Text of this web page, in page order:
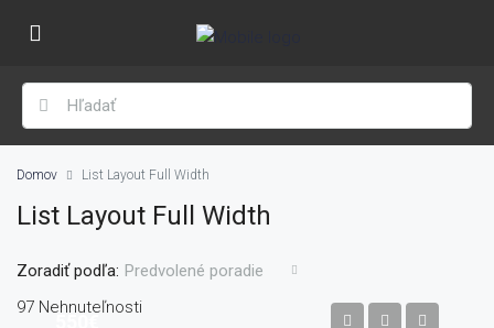
Domov List Layout Full Width
List Layout Full Width
97 Nehnuteľnosti
Zoradiť podľa: Predvolené poradie